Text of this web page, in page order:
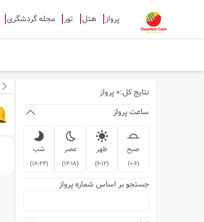
پرواز هتل تور مجله گردشگری
نتایج کل:
0 پرواز
ساعت پرواز
صبح
(
0-6
)
ظهر
(
6-12
)
عصر
(
12-18
)
شب
(
18-24
)
جستجو بر اساس شماره پرواز